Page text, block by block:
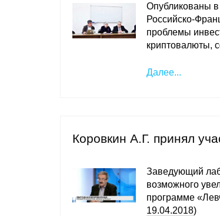
Опубликованы в
Российско-
проблемы
криптовалюты,
Далее...
Коровкин А.Г. принял
Заведующий
возможного
программе
19.04.2018)